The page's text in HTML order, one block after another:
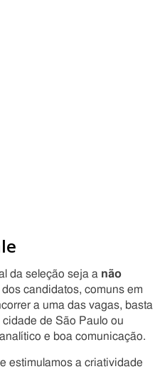
da seleção seja a não
dos candidatos, comuns em
a uma das vagas, basta
de São Paulo ou
e boa comunicação.
estimulamos a criatividade